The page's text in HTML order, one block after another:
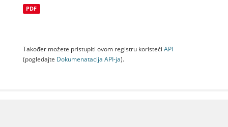
PDF
Također možete pristupiti ovom registru koristeći API
(pogledajte Dokumenаtаcijа API-jа).